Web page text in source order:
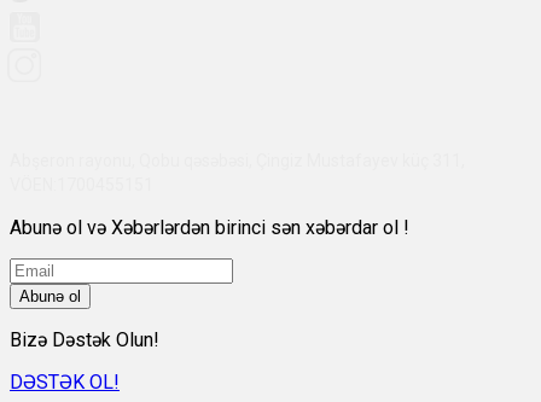
Abunə ol və Xəbərlərdən birinci sən xəbərdar ol !
Abunə ol
Bizə Dəstək Olun!
DƏSTƏK OL!